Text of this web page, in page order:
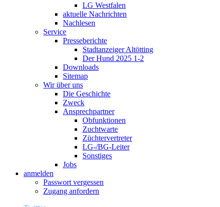
LG Westfalen
aktuelle Nachrichten
Nachlesen
Service
Presseberichte
Stadtanzeiger Altötting
Der Hund 2025 1-2
Downloads
Sitemap
Wir über uns
Die Geschichte
Zweck
Ansprechpartner
Obfunktionen
Zuchtwarte
Züchtervertreter
LG-/BG-Leiter
Sonstiges
Jobs
anmelden
Passwort vergessen
Zugang anfordern